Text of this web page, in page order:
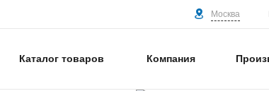
Москва
Каталог товаров Компания